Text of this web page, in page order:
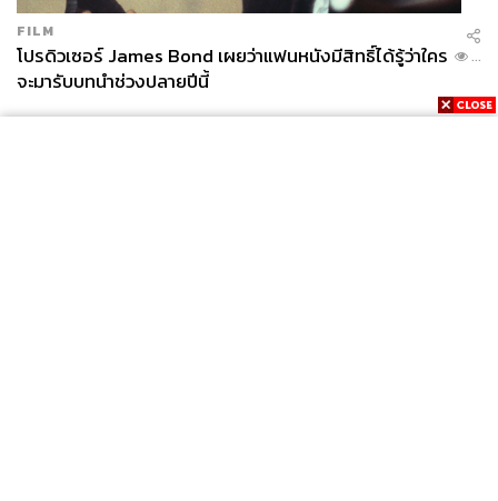
คือ
รูปแบบแรก การยกระดับทางรถไฟ เป็นการยกโครงสร้างราง
รถไฟให้สูงขึ้นเหนือระดับดิน เพื่อให้รถยนต์บนถนนสามารถ
วิ่งผ่านจุดตัดด้านล่างได้อย่างต่อเนื่องโดยไม่ต้องหยุดรอรถไฟ
FILM
โปรดิวเซอร์ James Bond เผยว่าแฟนหนังมีสิทธิ์ได้รู้ว่าใคร
จะมารับบทนำช่วงปลายปีนี้
...